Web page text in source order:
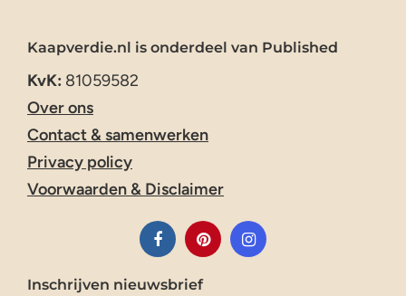
Kaapverdie.nl is onderdeel van Published
KvK: 81059582
Over ons
Contact & samenwerken
Privacy policy
Voorwaarden & Disclaimer
Inschrijven nieuwsbrief